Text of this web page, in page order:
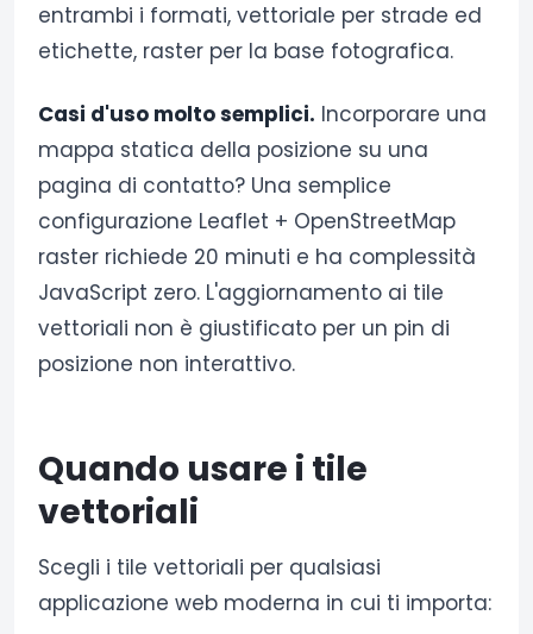
entrambi i formati, vettoriale per strade ed
etichette, raster per la base fotografica.
Casi d'uso molto semplici. Incorporare una
mappa statica della posizione su una
pagina di contatto? Una semplice
configurazione Leaflet + OpenStreetMap
raster richiede 20 minuti e ha complessità
JavaScript zero. L'aggiornamento ai tile
vettoriali non è giustificato per un pin di
posizione non interattivo.
Quando usare i tile
vettoriali
Scegli i tile vettoriali per qualsiasi
applicazione web moderna in cui ti importa: